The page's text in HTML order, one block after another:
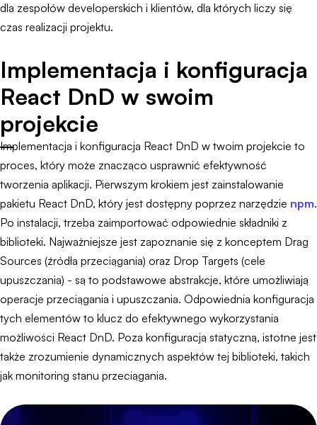
dla zespołów developerskich i klientów, dla których liczy się
czas realizacji projektu.
Implementacja i konfiguracja
React DnD w swoim
projekcie
Implementacja i konfiguracja React DnD w twoim projekcie to
proces, który może znacząco usprawnić efektywność
tworzenia aplikacji. Pierwszym krokiem jest zainstalowanie
pakietu React DnD, który jest dostępny poprzez narzędzie npm.
Po instalacji, trzeba zaimportować odpowiednie składniki z
biblioteki. Najważniejsze jest zapoznanie się z konceptem Drag
Sources (źródła przeciągania) oraz Drop Targets (cele
upuszczania) - są to podstawowe abstrakcje, które umożliwiają
operacje przeciągania i upuszczania. Odpowiednia konfiguracja
tych elementów to klucz do efektywnego wykorzystania
możliwości React DnD. Poza konfiguracją statyczną, istotne jest
także zrozumienie dynamicznych aspektów tej biblioteki, takich
jak monitoring stanu przeciągania.